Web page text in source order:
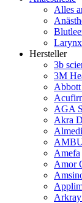
Alles
Hersteller
3b
3M
AGA
Akra
Amefa
Amor